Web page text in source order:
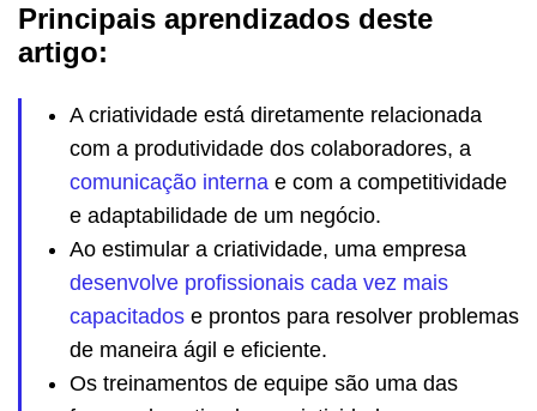
Principais aprendizados deste
artigo:
A criatividade está diretamente relacionada
com a produtividade dos colaboradores, a
comunicação interna e com a competitividade
e adaptabilidade de um negócio.
Ao estimular a criatividade, uma empresa
desenvolve profissionais cada vez mais
capacitados e prontos para resolver problemas
de maneira ágil e eficiente.
Os treinamentos de equipe são uma das